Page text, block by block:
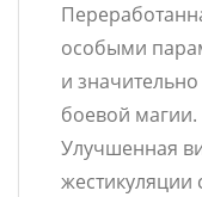
особыми
и
боевой магии.
Улучшенная
жестикуляции